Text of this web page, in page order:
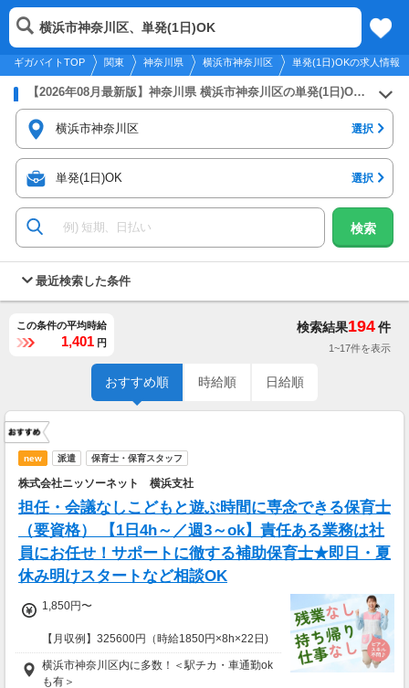
2026年8月6日更新
関東
メニュー
ギガバイトTOP 関東 神奈川県 横浜市神奈川区 単発(1日)OKの求人情報
横浜市神奈川区、単発(1日)OK
【2026年08月最新版】神奈川県 横浜市神奈川区の単発(1日)OKのバイト・アルバイト・パートの求人募集情報
横浜市神奈川区 選択
単発(1日)OK 選択
検索
最近検索した条件
この条件の平均時給
1,401 円
検索結果194件
1~17件を表示
おすすめ順 時給順 日給順
new 派遣 保育士・保育スタッフ
株式会社ニッソーネット 横浜支社
担任・会議なしこどもと遊ぶ時間に専念できる保育士
（要資格） 【1日4h～／週3～ok】責任ある業務は社
員にお任せ！サポートに徹する補助保育士★即日・夏
休み明けスタートなど相談OK
1,850円〜
【月収例】325600円（時給1850円×8h×22日)
7：00～19：00で1日4ｈ～、週3～5日(週20h
横浜市神奈川区内に多数！＜駅チカ・車通勤ok
も有＞